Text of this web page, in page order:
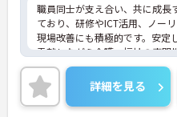
職員同士が支え合い、共に成長
ており、研修やICT活用、ノー
現場改善にも積極的です。安定
貢献しながら介護・福祉の専門
すすめです。
ご興味ある方には、面接対策ポ
詳細をお話しいたしますのでお
い！
詳細を見る